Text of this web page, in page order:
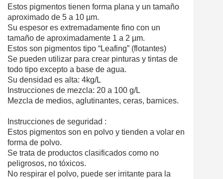
Estos pigmentos tienen forma plana y un tamaño
aproximado de 5 a 10 µm.
Su espesor es extremadamente fino con un
tamaño de aproximadamente 1 a 2 µm.
Estos son pigmentos tipo “Leafing” (flotantes)
Se pueden utilizar para crear pinturas y tintas de
todo tipo excepto a base de agua.
Su densidad es alta: 4kg/L
Instrucciones de mezcla: 20 a 100 g/L
Mezcla de medios, aglutinantes, ceras, barnices.
Instrucciones de seguridad :
Estos pigmentos son en polvo y tienden a volar en
forma de polvo.
Se trata de productos clasificados como no
peligrosos, no tóxicos.
No respirar el polvo, puede ser irritante para la